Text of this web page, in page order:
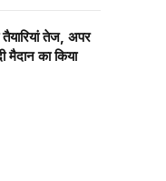
तैयारियां तेज, अपर
मैदान का किया